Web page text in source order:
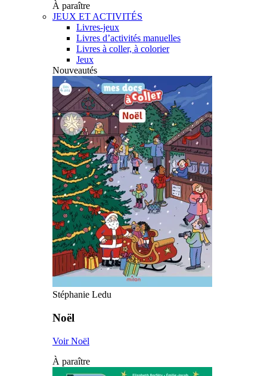
À paraître
JEUX ET ACTIVITÉS
Livres-jeux
Livres d’activités manuelles
Livres à coller, à colorier
Jeux
Nouveautés
Stéphanie Ledu
Noël
Voir Noël
À paraître